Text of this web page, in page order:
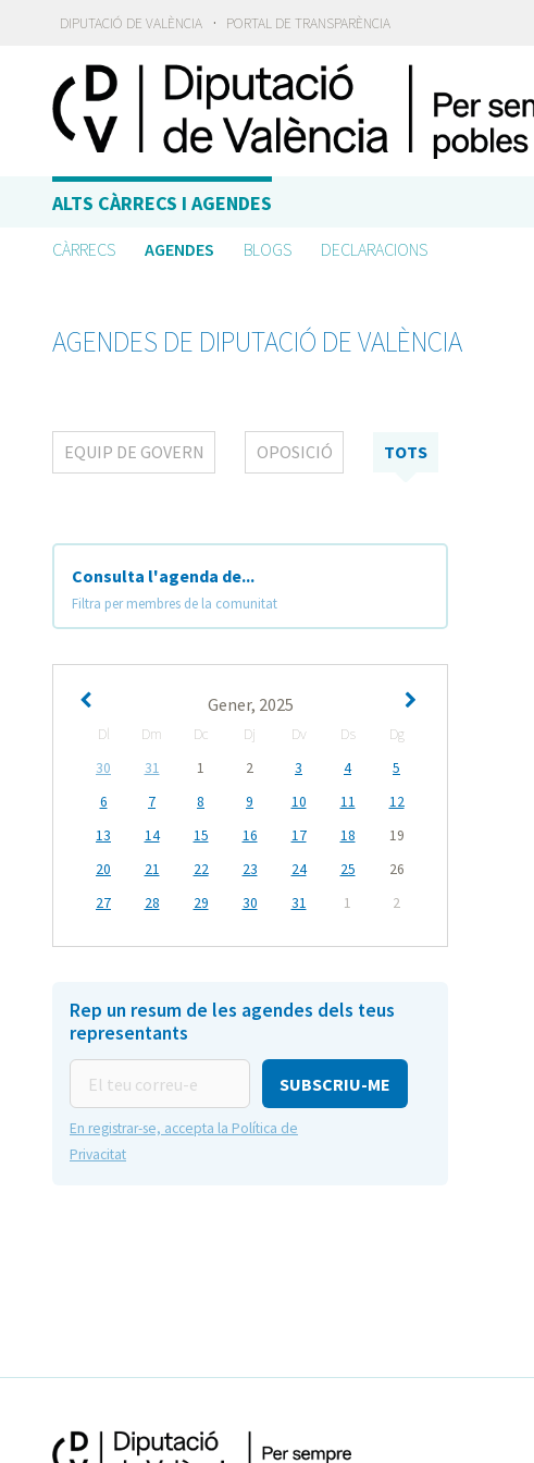
DIPUTACIÓ DE VALÈNCIA · PORTAL DE TRANSPARÈNCIA
ALTS CÀRRECS I AGENDES
CÀRRECS AGENDES BLOGS DECLARACIONS
AGENDES DE DIPUTACIÓ DE VALÈNCIA
EQUIP DE GOVERN OPOSICIÓ TOTS
Consulta l'agenda de...
Filtra per membres de la comunitat
Gener, 2025
Dl Dm Dc Dj Dv Ds
Dg
30
31 1 2 3 4
5
6
7 8 9 10 11
12
13
14 15 16 17 18
19
20
21 22 23 24 25
26
27
28 29 30 31 1 2
Rep un resum de les agendes dels teus
representants
teu
correu-
e
En registrar-se, accepta la Política de
Privacitat